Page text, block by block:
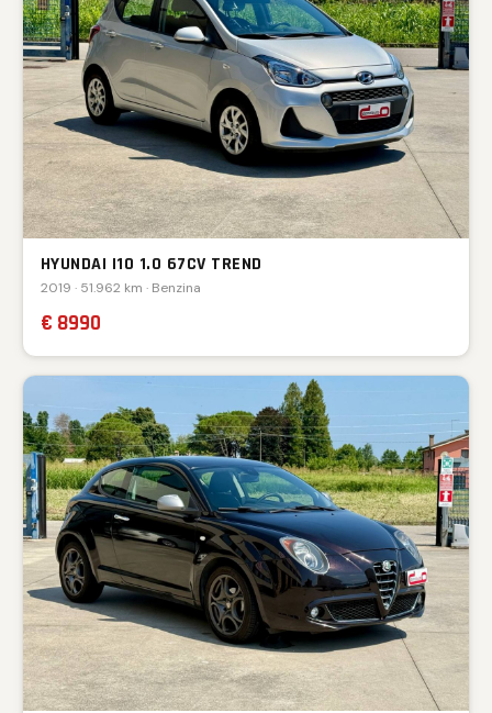
HYUNDAI I10 1.0 67CV TREND
2019 · 51.962 km · Benzina
€ 8990